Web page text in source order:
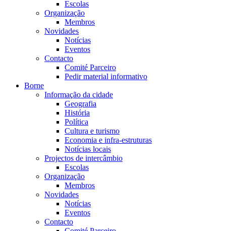
Escolas
Organização
Membros
Novidades
Notícias
Eventos
Contacto
Comité Parceiro
Pedir material informativo
Borne
Informação da cidade
Geografia
História
Política
Cultura e turismo
Economia e infra-estruturas
Notícias locais
Projectos de intercâmbio
Escolas
Organização
Membros
Novidades
Notícias
Eventos
Contacto